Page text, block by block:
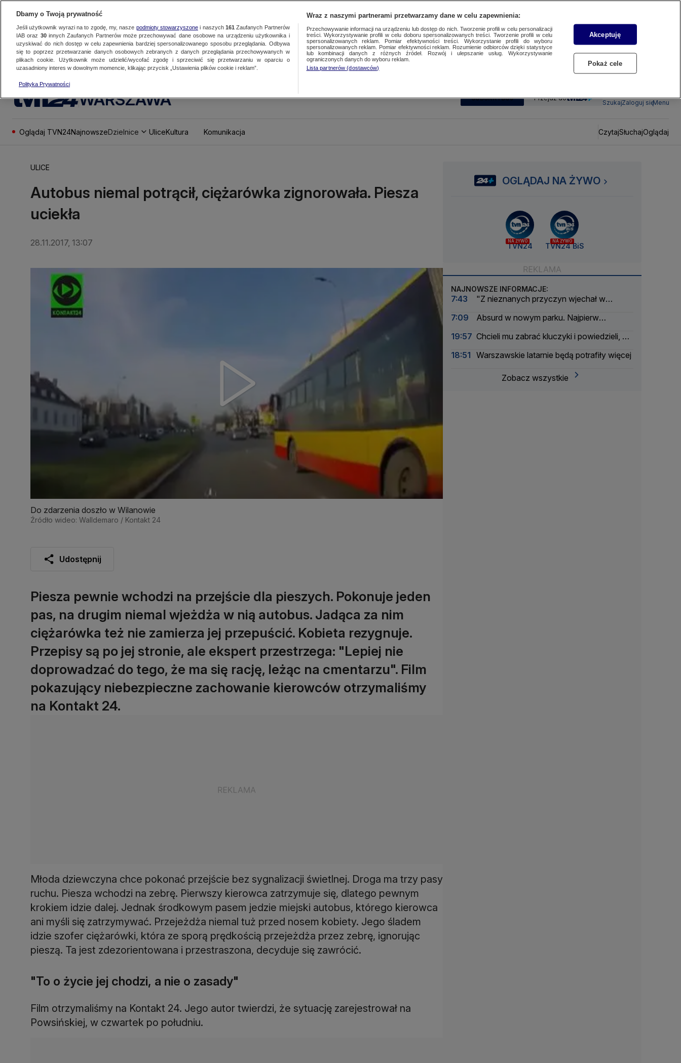
WARSZAWA SUBSKRYBUJ Przejdź do
SzukajZaloguj sięMenu
Oglądaj TVN24NajnowszeDzielnice UliceKultura Komunikacja CzytajSłuchajOglądaj
ULICE
Autobus niemal potrącił, ciężarówka zignorowała. Piesza
uciekła
28.11.2017, 13:07
Do zdarzenia doszło w Wilanowie
Źródło wideo: Walldemaro / Kontakt 24
Udostępnij
Piesza pewnie wchodzi na przejście dla pieszych. Pokonuje jeden
pas, na drugim niemal wjeżdża w nią autobus. Jadąca za nim
ciężarówka też nie zamierza jej przepuścić. Kobieta rezygnuje.
Przepisy są po jej stronie, ale ekspert przestrzega: "Lepiej nie
doprowadzać do tego, że ma się rację, leżąc na cmentarzu". Film
pokazujący niebezpieczne zachowanie kierowców otrzymaliśmy
na Kontakt 24.
Młoda dziewczyna chce pokonać przejście bez sygnalizacji świetlnej. Droga ma trzy pasy
ruchu. Piesza wchodzi na zebrę. Pierwszy kierowca zatrzymuje się, dlatego pewnym
krokiem idzie dalej. Jednak środkowym pasem jedzie miejski autobus, którego kierowca
ani myśli się zatrzymywać. Przejeżdża niemal tuż przed nosem kobiety. Jego śladem
idzie szofer ciężarówki, która ze sporą prędkością przejeżdża przez zebrę, ignorując
pieszą. Ta jest zdezorientowana i przestraszona, decyduje się zawrócić.
"To o życie jej chodzi, a nie o zasady"
Film otrzymaliśmy na Kontakt 24. Jego autor twierdzi, że sytuację zarejestrował na
Powsińskiej, w czwartek po południu.
OGLĄDAJ NA ŻYWO
NA ŻYWO
TVN24
NA ŻYWO
TVN24 BiS
NAJNOWSZE INFORMACJE:
7:43
"Z nieznanych przyczyn wjechał w
7:09
Absurd w nowym parku. Najpierw
19:57 Chcieli mu zabrać kluczyki i powiedzieli, że
18:51 Warszawskie latarnie będą potrafiły więcej
Zobacz wszystkie
Dbamy o Twoją prywatność
Jeśli użytkownik wyrazi na to zgodę, my, nasze podmioty stowarzyszonei naszych 161 Zaufanych Partnerów
IAB oraz 30innych Zaufanych Partnerów może przechowywać dane osobowe na urządzeniu użytkownika i
uzyskiwać do nich dostęp w celu zapewnienia bardziej spersonalizowanego sposobu przeglądania. Odbywa
się to poprzez przetwarzanie danych osobowych zebranych z danych przeglądania przechowywanych w
plikach cookie. Użytkownik może udzielić/wycofać zgodę i sprzeciwić się przetwarzaniu w oparciu o
uzasadniony interes w dowolnym momencie, klikając przycisk „Ustawienia plików cookie i reklam”.
Polityka Prywatności
Wraz z naszymi partnerami przetwarzamy dane w celu zapewnienia:
Przechowywanie informacji na urządzeniu lub dostęp do nich. Tworzenie profili w celu personalizacji
treści. Wykorzystywanie profili w celu doboru spersonalizowanych treści. Tworzenie profili w celu
spersonalizowanych reklam. Pomiar efektywności treści. Wykorzystanie profili do wyboru
spersonalizowanych reklam. Pomiar efektywności reklam. Rozumienie odbiorców dzięki statystyce
lub kombinacji danych z różnych źródeł. Rozwój i ulepszanie usług. Wykorzystywanie
ograniczonych danych do wyboru reklam.
Lista partnerów (dostawców)
Akceptuję
Pokaż cele